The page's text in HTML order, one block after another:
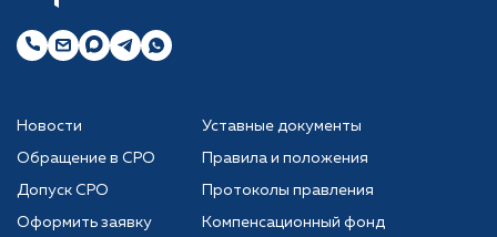
Новости
Обращение в СРО
Допуск СРО
Оформить заявку
Уставные документы
Правила и положения
Протоколы правления
Компенсационный фонд